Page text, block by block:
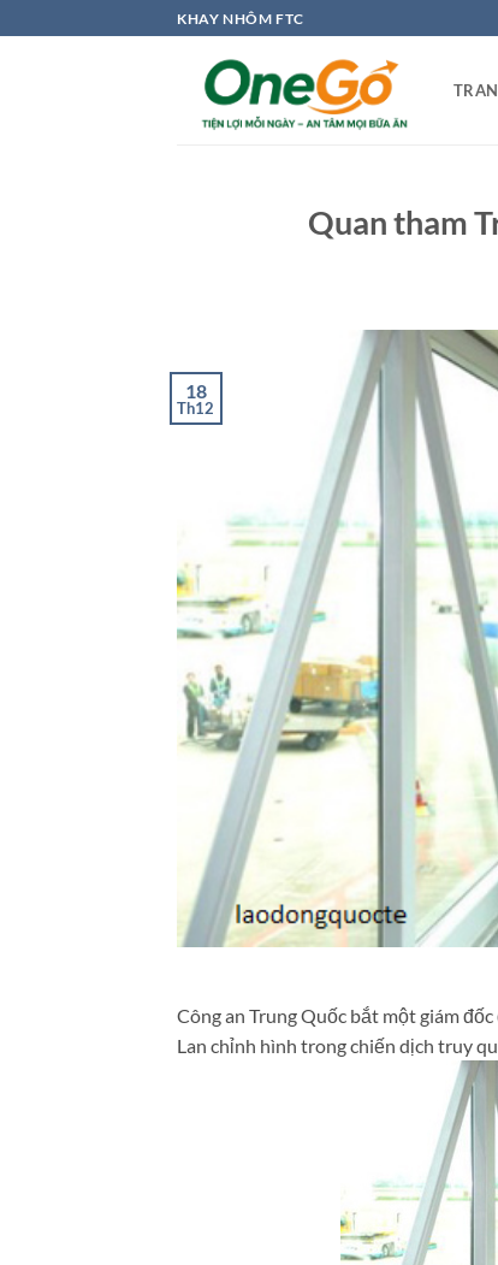
qua
KHAY NHÔM FTC
Quan tham
18
Th12
Công an Trung Quốc bắt một giám
Lan chỉnh hình trong chiến dịch truy